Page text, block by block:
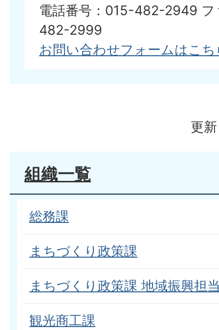
電話番号：015-482-2949
482-2999
お問い合わせフォームはこち
更
組織一覧
総務課
まちづくり政策課
まちづくり政策課 地域振興担
観光商工課